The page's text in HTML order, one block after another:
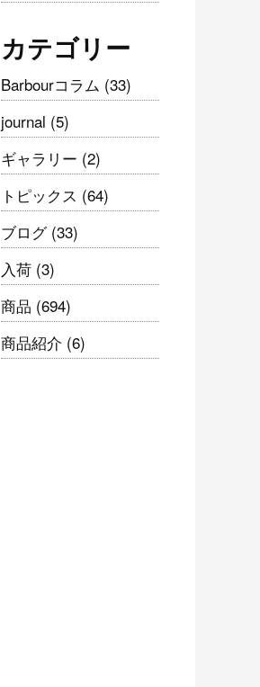
カテゴリー
Barbourコラム (33)
journal (5)
ギャラリー (2)
トピックス (64)
ブログ(33)
入荷 (3)
商品 (694)
商品紹介 (6)